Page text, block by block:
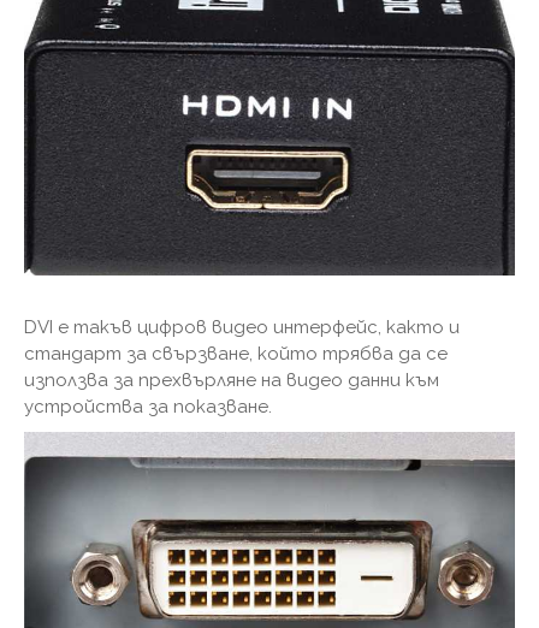
DVI е такъв цифров видео интерфейс, както и
стандарт за свързване, който трябва да се
използва за прехвърляне на видео данни към
устройства за показване.